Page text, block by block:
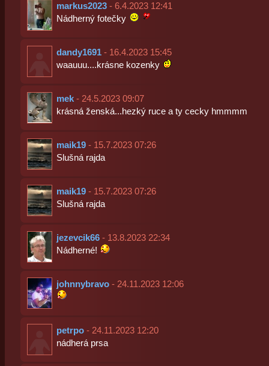
markus2023- 6.4.2023 12:41
Nádherný fotečky
dandy1691- 16.4.2023 15:45
waauuu....krásne kozenky
mek- 24.5.2023 09:07
krásná ženská...hezký ruce a ty cecky hmmmm
maik19- 15.7.2023 07:26
Slušná rajda
maik19- 15.7.2023 07:26
Slušná rajda
jezevcik66- 13.8.2023 22:34
Nádherné!
johnnybravo- 24.11.2023 12:06
petrpo- 24.11.2023 12:20
nádherá prsa